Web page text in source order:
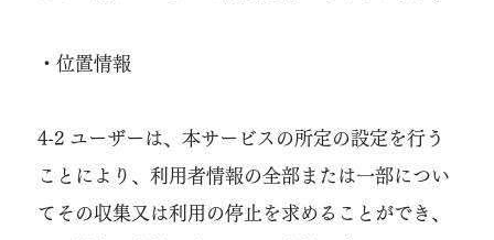
・位置情報
4-2 ユーザーは、本サービスの所定の設定を行う
ことにより、利用者情報の全部または一部につい
てその収集又は利用の停止を求めることができ、